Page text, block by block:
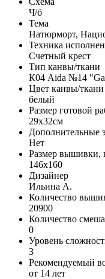
Ч/б
Тема
Натюрморт,
Техника
Счетный крест
Тип канвы/ткани
К04 Aida №14
Цвет канвы/ткани
белый
Размер готовой
29x32см
Дополнительные
Нет
Размер вышивки,
146x160
Дизайнер
Ильина А.
Количество
20900
Количество
0
Уровень
3
Рекомендуемый
от 14 лет